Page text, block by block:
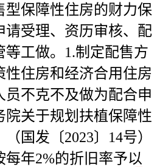
型保障性住房的财力保
请受理、资历审核、配
等工做。1.制定配售方
性住房和经济合用住房
员不克不及做为配合申
院关于规划扶植保障性
国发〔2023〕14号）
年2%的折旧率予以